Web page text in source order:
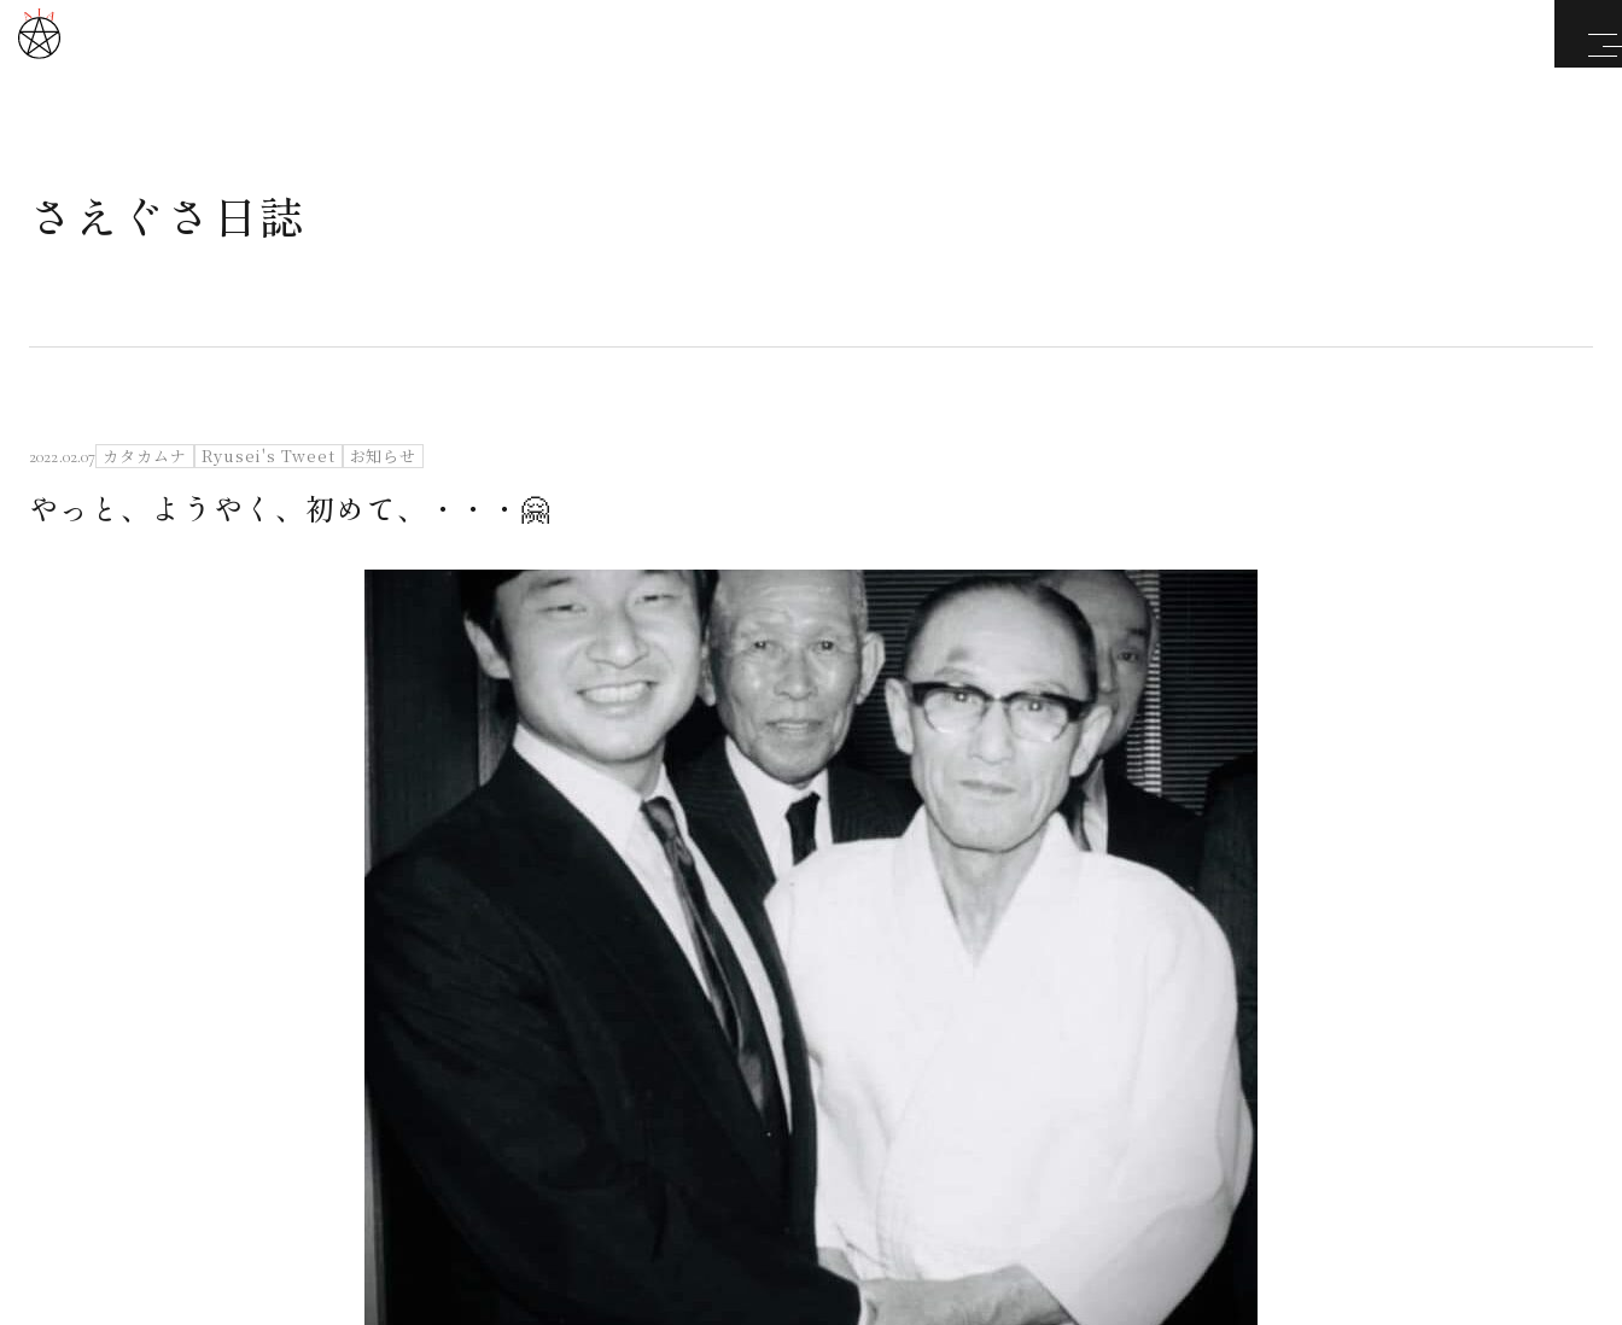
武道と医道
さえぐさ日誌
映像庫
さえぐさ日誌
2022.02.07 カタカムナ Ryusei's Tweet お知らせ
やっと、ようやく、初めて、・・・🤗